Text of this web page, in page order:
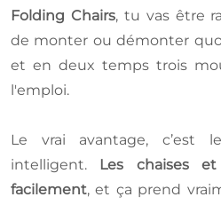
Folding Chairs, tu vas être
de monter ou démonter
et en deux temps trois
l'emploi.
Le vrai avantage, c’est
intelligent. Les chaises
facilement, et ça prend